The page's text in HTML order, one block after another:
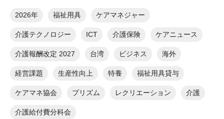
2026年 福祉用具 ケアマネジャー
介護テクノロジー ICT 介護保険 ケアニュース
介護報酬改定 2027 台湾 ビジネス 海外
経営課題 生産性向上 特養 福祉用具貸与
ケアマネ協会 プリズム レクリエーション 介護
介護給付費分科会